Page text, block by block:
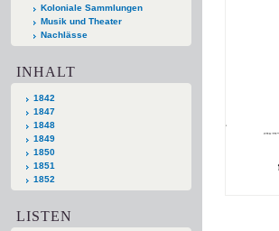
Koloniale Sammlungen
Musik und Theater
Nachlässe
INHALT
1842
1847
1848
1849
1850
1851
1852
LISTEN